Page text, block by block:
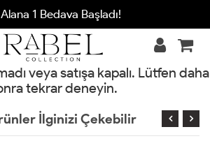
Alana 1 Bedava Başladı!
veya satışa kapalı. Lütfen daha
tekrar deneyin.
İlginizi Çekebilir